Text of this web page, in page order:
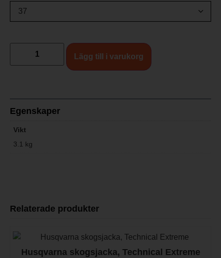
Lägg till i varukorg
Egenskaper
Vikt
3.1 kg
Relaterade produkter
Husqvarna skogsjacka, Technical Extreme